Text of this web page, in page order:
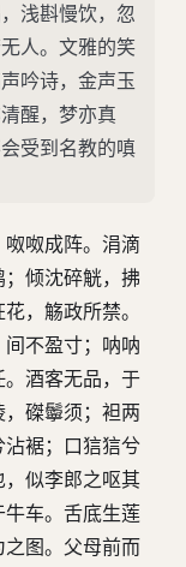
浅斟慢饮，忽
人。文雅的笑
吟诗，金声玉
醒，梦亦真
受到名教的嗔
呶成阵。涓滴
倾沈碎觥，拂
，觞政所禁。
不盈寸；呐呐
酒客无品，于
磔鬡须；袒两
裾；口狺狺兮
似李郎之呕其
车。舌底生莲
图。父母前而